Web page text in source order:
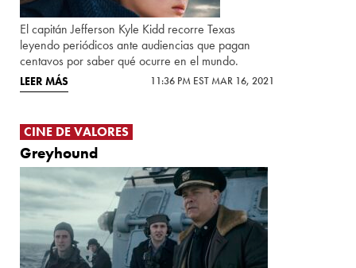
El capitán Jefferson Kyle Kidd recorre Texas
leyendo periódicos ante audiencias que pagan
centavos por saber qué ocurre en el mundo.
LEER MÁS 11:36 PM EST MAR 16, 2021
CINE DE VALORES
Greyhound